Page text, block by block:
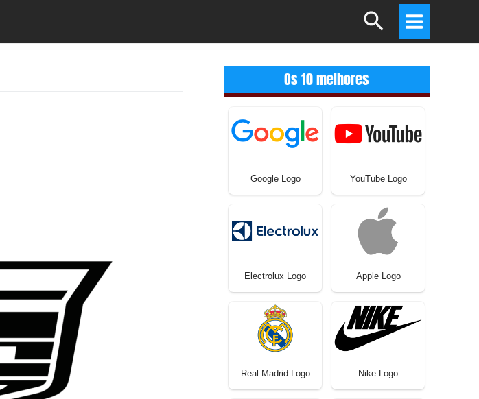
Search
Main
Menu
Os 10 melhores
Google Logo YouTube Logo
Electrolux Logo Apple Logo
Real Madrid Logo Nike Logo